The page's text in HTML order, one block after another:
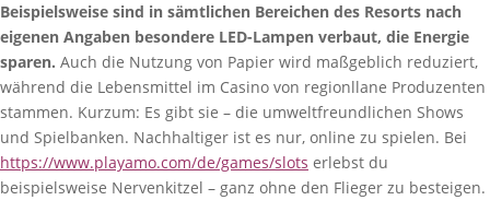
Beispielsweise sind in sämtlichen Bereichen des Resorts nach
eigenen Angaben besondere LED-Lampen verbaut, die Energie
sparen. Auch die Nutzung von Papier wird maßgeblich reduziert,
während die Lebensmittel im Casino von regionllane Produzenten
stammen. Kurzum: Es gibt sie – die umweltfreundlichen Shows
und Spielbanken. Nachhaltiger ist es nur, online zu spielen. Bei
https://www.playamo.com/de/games/slots erlebst du
beispielsweise Nervenkitzel – ganz ohne den Flieger zu besteigen.